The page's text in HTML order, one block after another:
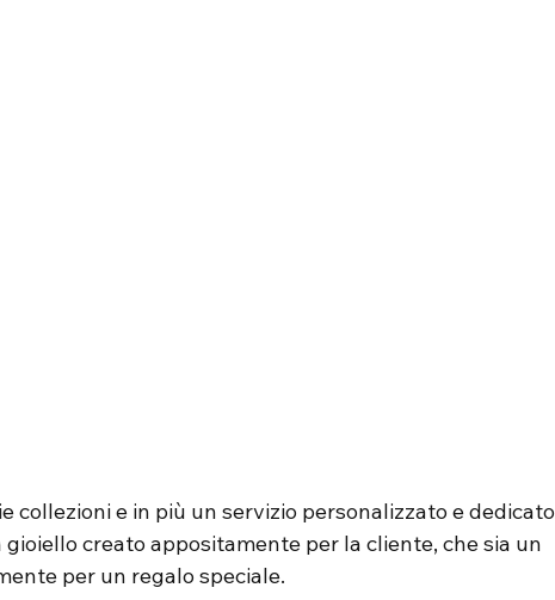
collezioni e in più un servizio personalizzato e dedicato
creato appositamente per la cliente, che sia un
per un regalo speciale.